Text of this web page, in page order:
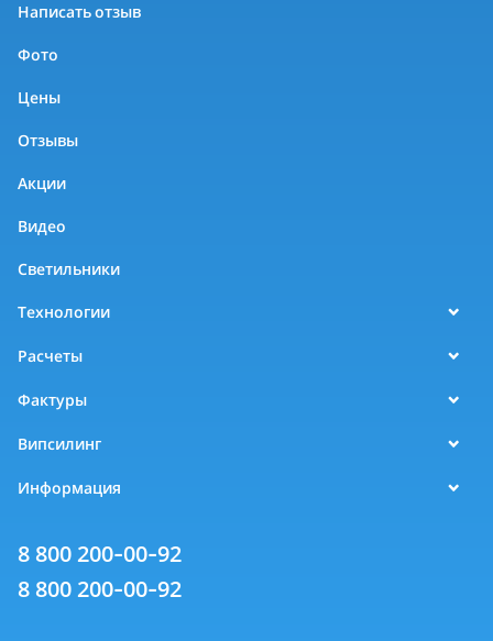
Написать отзыв
Фото
Цены
Отзывы
Акции
Видео
Светильники
Технологии
Расчеты
Фактуры
Випсилинг
Информация
8 800 200-00-92
8 800 200-00-92